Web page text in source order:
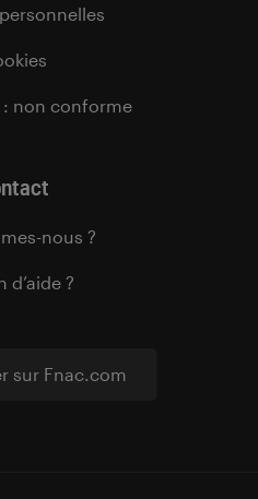
sur Fnac.com
non conforme
nous ?
d’aide ?